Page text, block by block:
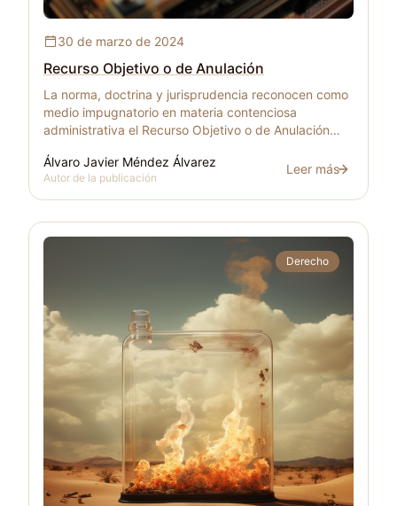
30 de marzo de 2024
Recurso Objetivo o de Anulación
La norma, doctrina y jurisprudencia reconocen como
medio impugnatorio en materia contenciosa
administrativa el Recurso Objetivo o de Anulación
cual se expulsará por declaratoria de nulidad a una
norma o acto normativo lesivo al ordenamiento
jurídico.
Álvaro Javier Méndez Álvarez
Autor de la publicación Recurso Objetivo
Leer más
Derecho